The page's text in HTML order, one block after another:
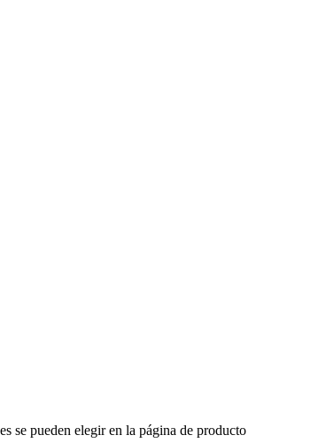
se pueden elegir en la página de producto